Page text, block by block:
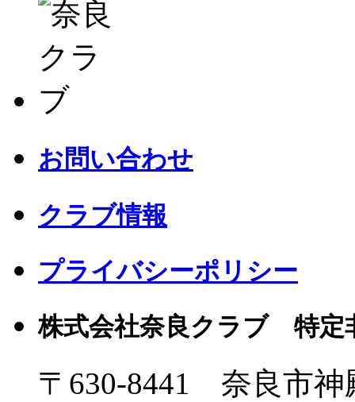
お問い合わせ
クラブ情報
プライバシーポリシー
株式会社奈良クラブ 特定
〒630-8441 奈良市